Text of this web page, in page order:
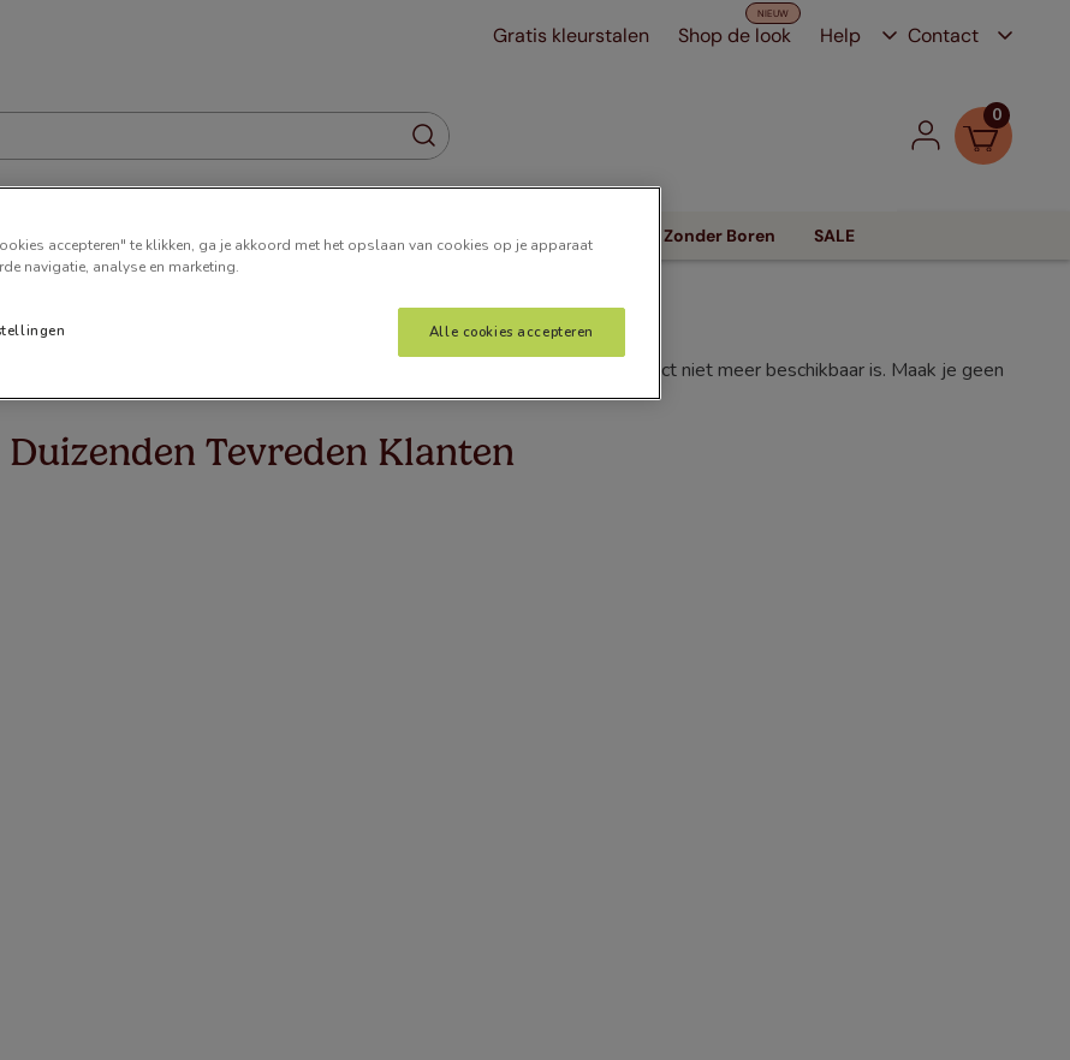
Gratis kleurstalen Shop de look Help Contact
0
Gordijnen Plisségordijnen Jaloezieën Horren Zonwering Zonder Boren SALE
wat u zoekt. Het kan zijn dat we de pagina hebben verplaatst of dat het product niet meer beschikbaar is. Maak je geen
Duizenden Tevreden Klanten
accepteren" te klikken, ga je akkoord met het opslaan van cookies op je apparaat
navigatie, analyse en marketing.
Alle cookies accepteren